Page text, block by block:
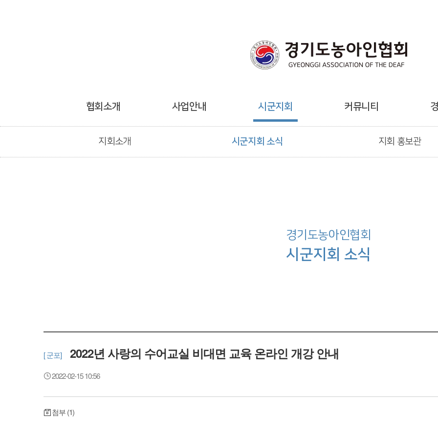
협회소개 사업안내 시군지회 커뮤니티
지회소개 시군지회 소식 지회 홍보관
경기도농아인협회
시군지회 소식
[ 군포] 2022년 사랑의 수어교실 비대면 교육 온라인 개강 안내
2022-02-15 10:56
첨부 (1)